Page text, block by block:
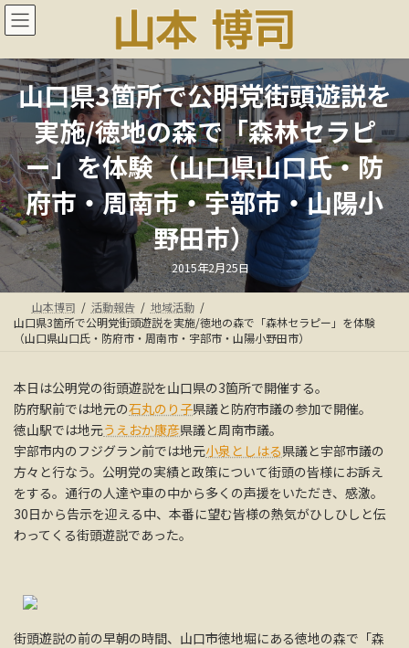
コ
ン
ン
ツ
へ
ス
キ
ッ
プ
ナ
ビ
ー
シ
ョ
ン
に
移
動
山口県3箇所で公明党街頭遊説を
実施/徳地の森で「森林セラピ
ー」を体験（山口県山口氏・防
府市・周南市・宇部市・山陽小
野田市）
最
終
更
新
日
時
:
2015年2月25日
山本博司 活動報告
地域活動
山口県3箇所で公明党街頭遊説を実施/徳地の森で「森林セラピー」を体験
（山口県山口氏・防府市・周南市・宇部市・山陽小野田市）
本日は公明党の街頭遊説を山口県の3箇所で開催する。
防府駅前では地元の石丸のり子県議と防府市議の参加で開催。
徳山駅では地元うえおか康彦県議と周南市議。
宇部市内のフジグラン前では地元小泉としはる県議と宇部市議の
方々と行なう。公明党の実績と政策について街頭の皆様にお訴え
をする。通行の人達や車の中から多くの声援をいただき、感激。
30日から告示を迎える中、本番に望む皆様の熱気がひしひしと伝
わってくる街頭遊説であった。
街頭遊説の前の早朝の時間、山口市徳地堀にある徳地の森で「森